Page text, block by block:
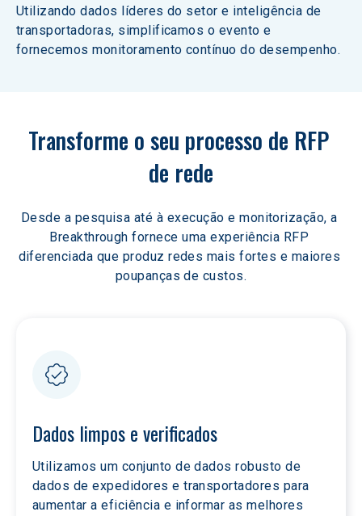
Utilizando dados líderes do setor e inteligência de
transportadoras, simplificamos o evento e
fornecemos monitoramento contínuo do desempenho.
Transforme o seu processo de RFP
de rede
Desde a pesquisa até à execução e monitorização, a
Breakthrough fornece uma experiência RFP
diferenciada que produz redes mais fortes e maiores
poupanças de custos.
Dados limpos e verificados
Utilizamos um conjunto de dados robusto de
dados de expedidores e transportadores para
aumentar a eficiência e informar as melhores